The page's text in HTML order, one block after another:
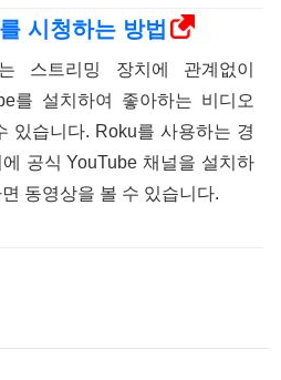
시청하는 방법
스트리밍 장치에 관계없이
를 설치하여 좋아하는 비디오
있습니다. Roku를 사용하는 경
공식 YouTube 채널을 설치하
동영상을 볼 수 있습니다.